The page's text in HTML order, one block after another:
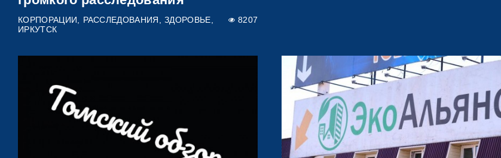
КОРПОРАЦИИ РАССЛЕДОВАНИЯ
ЗДОРОВЬЕ
ИРКУТСК
8207